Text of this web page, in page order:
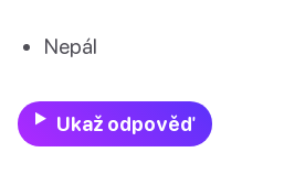
Nepál
Ukaž odpověď